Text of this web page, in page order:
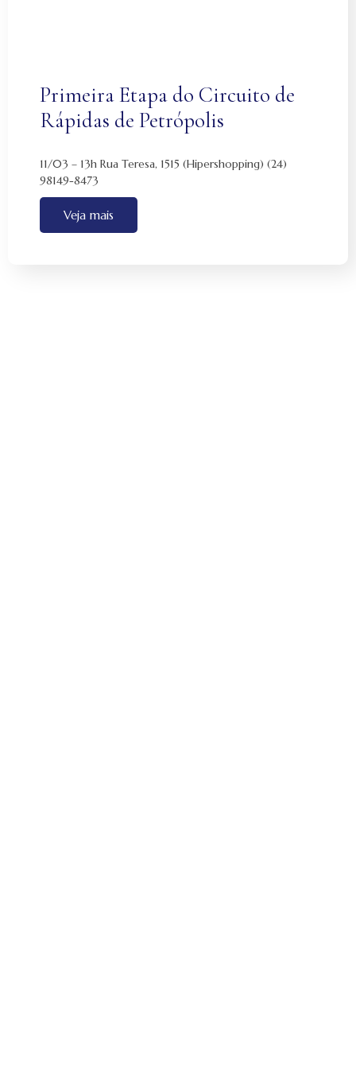
Primeira Etapa do Circuito de
Rápidas de Petrópolis
11/03 – 13h Rua Teresa, 1515 (Hipershopping) (24)
98149-8473
Veja mais